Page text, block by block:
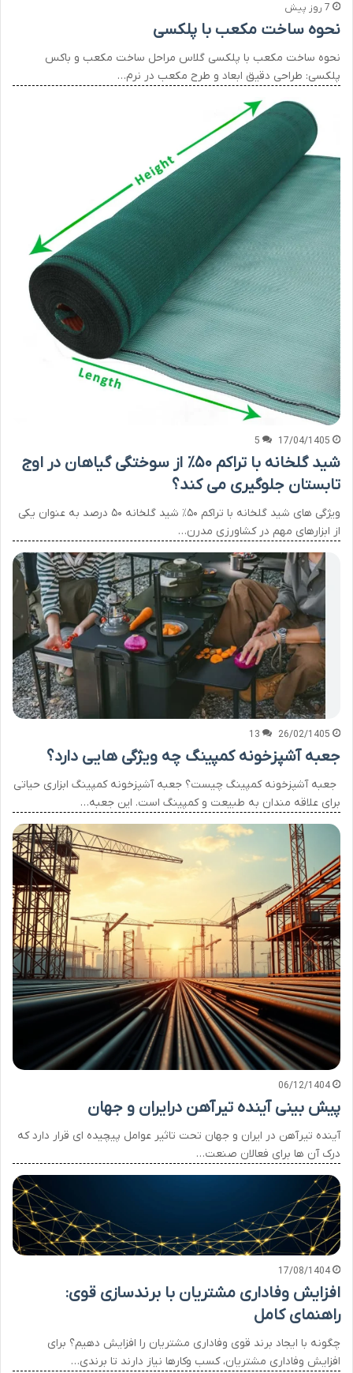
7 روز پیش
نحوه ساخت مکعب با پلکسی
نحوه ساخت مکعب با پلکسی گلاس مراحل ساخت مکعب و باکس
پلکسی: طراحی دقیق ابعاد و طرح مکعب در نرم…
17/04/1405
5
شید گلخانه با تراکم ۵۰٪ از سوختگی گیاهان در اوج
تابستان جلوگیری می کند؟
ویژگی های شید گلخانه با تراکم ۵۰٪ شید گلخانه ۵۰ درصد به عنوان یکی
از ابزارهای مهم در کشاورزی مدرن…
26/02/1405
13
جعبه آشپزخونه کمپینگ چه ویژگی هایی دارد؟
جعبه آشپزخونه کمپینگ چیست؟ جعبه آشپزخونه کمپینگ ابزاری حیاتی
برای علاقه مندان به طبیعت و کمپینگ است. این جعبه…
06/12/1404
پیش بینی آینده تیرآهن درایران و جهان
آینده تیرآهن در ایران و جهان تحت تاثیر عوامل پیچیده ای قرار دارد که
درک آن ها برای فعالان صنعت…
17/08/1404
افزایش وفاداری مشتریان با برندسازی قوی:
راهنمای کامل
چگونه با ایجاد برند قوی وفاداری مشتریان را افزایش دهیم؟ برای
افزایش وفاداری مشتریان، کسب وکارها نیاز دارند تا برندی…